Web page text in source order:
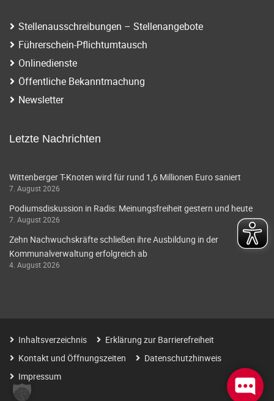
Stellenausschreibungen – Stellenangebote
Führerschein-Pflichtumtausch
Onlinedienste
Öffentliche Bekanntmachung
Newsletter
Letzte Nachrichten
Wittenberger T-Knoten wird für rund 1,6 Millionen Euro saniert
7. August 2026
Podiumsdiskussion in Radis: Meinungsfreiheit gestern und heute
7. August 2026
Zehn Nachwuchskräfte schließen ihre Ausbildung in der
Kommunalverwaltung erfolgreich ab
4. August 2026
Inhaltsverzeichnis
Erklärung zur Barrierefreiheit
Kontakt und Öffnungszeiten
Datenschutzhinweis
Impressum